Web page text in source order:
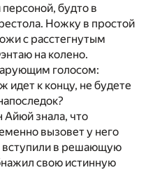
будто в
Ножку в простой
с расстегнутым
на колено.
голосом:
идет к концу, не будете
Айюй знала, что
вызовет у него
вступили в решающую
свою истинную